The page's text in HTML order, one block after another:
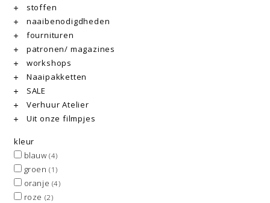
stoffen
naaibenodigdheden
fournituren
patronen/ magazines
workshops
Naaipakketten
SALE
Verhuur Atelier
Uit onze filmpjes
kleur
blauw(4)
groen(1)
oranje (4)
roze (2)